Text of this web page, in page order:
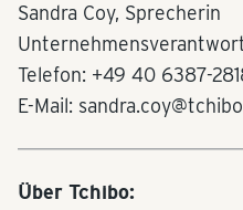
Sandra Coy, Sprecherin
Telefon: +49 40 6387-
E-Mail:
Über Tchibo: